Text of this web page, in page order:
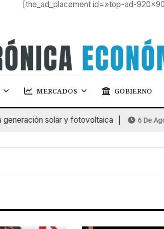
[the_ad_placement id=»top-ad-
MERCADOS GOBIERNO
solar y fotovoltaica 6 De